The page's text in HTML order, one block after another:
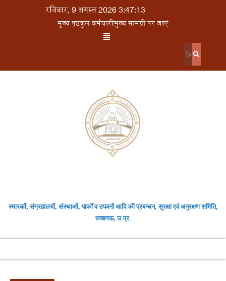
रविवार, 9 अगस्त 2026 3:47:13
मुख्य पृष्ठकुल कर्मचारीमुख्य सामग्री पर जाएं
स्मारकों, संग्रहालयों, संस्थाओं, पार्कों व उपवनों आदि की प्रबन्धन, सुरक्षा एवं अनुरक्षण समिति,
लखनऊ, उ.प्र.